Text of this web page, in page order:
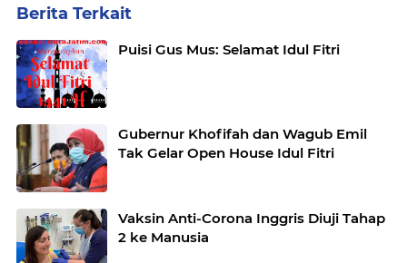
Berita Terkait
Puisi Gus Mus: Selamat Idul Fitri
Gubernur Khofifah dan Wagub Emil
Tak Gelar Open House Idul Fitri
Vaksin Anti-Corona Inggris Diuji Tahap
2 ke Manusia